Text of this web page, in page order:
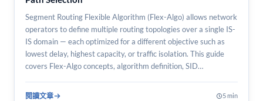
Segment Routing Flexible Algorithm (Flex-Algo) allows network
operators to define multiple routing topologies over a single IS-
IS domain — each optimized for a different objective such as
lowest delay, highest capacity, or traffic isolation. This guide
covers Flex-Algo concepts, algorithm definition, SID
閱讀文章 5 min